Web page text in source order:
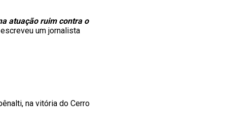
atuação ruim contra o
escreveu um jornalista
na vitória do Cerro